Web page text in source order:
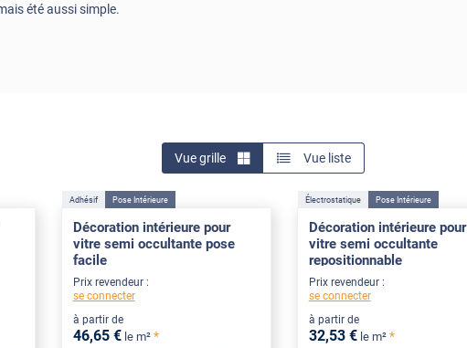
été aussi simple.
Vue grille Vue liste
Adhésif Pose Intérieure
Décoration intérieure pour
vitre semi occultante pose
facile
Prix revendeur :
se connecter
à partir de
46,65 € le m² *
Électrostatique Pose Intérieure
Décoration intérieure pour
vitre semi occultante
repositionnable
Prix revendeur :
se connecter
à partir de
32,53 € le m² *